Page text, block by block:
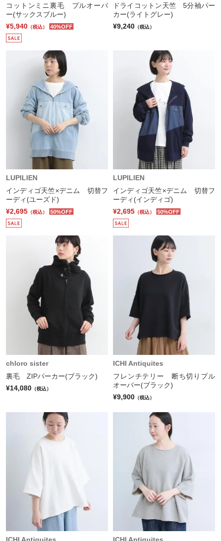
コットンミニ裏毛 プルオーバ
ー(サックスブルー)
¥5,940 （税込） 40%OFF
ドライコットン天竺 5分袖パー
カー(ライトグレー)
¥9,240 （税込）
LUPILIEN
インディゴ天竺×デニム 切替フ
ーディ(ユーズド)
¥2,695 （税込） 50%OFF
LUPILIEN
インディゴ天竺×デニム 切替フ
ーディ(インディゴ)
¥2,695 （税込） 50%OFF
chloro sister
裏毛 ZIPパーカー(ブラック)
¥14,080 （税込）
ICHI Antiquites
フレンチテリー 断ち切りプル
オーバー(ブラック)
¥9,900 （税込）